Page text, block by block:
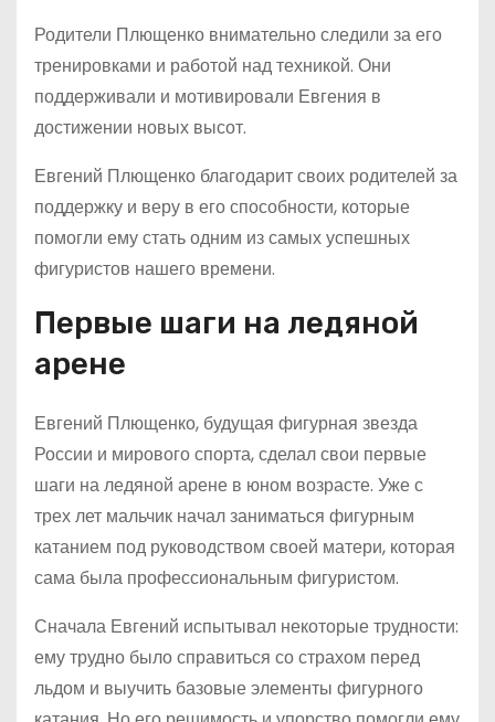
Родители Плющенко внимательно следили за его
тренировками и работой над техникой. Они
поддерживали и мотивировали Евгения в
достижении новых высот.
Евгений Плющенко благодарит своих родителей за
поддержку и веру в его способности, которые
помогли ему стать одним из самых успешных
фигуристов нашего времени.
Первые шаги на ледяной
арене
Евгений Плющенко, будущая фигурная звезда
России и мирового спорта, сделал свои первые
шаги на ледяной арене в юном возрасте. Уже с
трех лет мальчик начал заниматься фигурным
катанием под руководством своей матери, которая
сама была профессиональным фигуристом.
Сначала Евгений испытывал некоторые трудности:
ему трудно было справиться со страхом перед
льдом и выучить базовые элементы фигурного